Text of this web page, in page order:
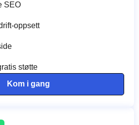
SEO
oppsett
støtte
Kom i gang